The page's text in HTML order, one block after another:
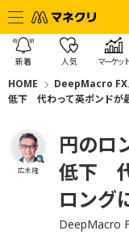
新着 人気 マーケット
HOME DeepMacro FX
低下 代わって英ポンドが
広木 隆
円のロ
低下
ロング
DeepMacro